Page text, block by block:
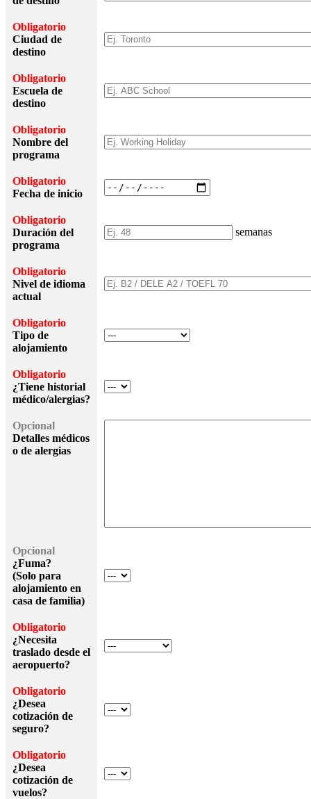
Obligatorio
Ciudad de
destino
Obligatorio
Escuela de
destino
Obligatorio
Nombre del
programa
Obligatorio
Fecha de inicio
Obligatorio
Duración del
programa
semanas
Obligatorio
Nivel de idioma
actual
Obligatorio
Tipo de
alojamiento
Obligatorio
¿Tiene historial
médico/alergias?
Opcional
Detalles médicos
o de alergias
Opcional
¿Fuma?
(Solo para
alojamiento en
casa de familia)
Obligatorio
¿Necesita
traslado desde el
aeropuerto?
Obligatorio
¿Desea
cotización de
seguro?
Obligatorio
¿Desea
cotización de
vuelos?